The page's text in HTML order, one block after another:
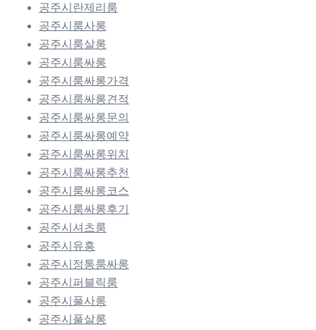
공주시란제리룸
공주시룸사롱
공주시룸살롱
공주시룸싸롱
공주시룸싸롱가격
공주시룸싸롱견적
공주시룸싸롱문의
공주시룸싸롱예약
공주시룸싸롱위치
공주시룸싸롱추천
공주시룸싸롱코스
공주시룸싸롱후기
공주시셔츠룸
공주시유흥
공주시정통룸싸롱
공주시퍼블릭룸
공주시풀사롱
공주시풀살롱